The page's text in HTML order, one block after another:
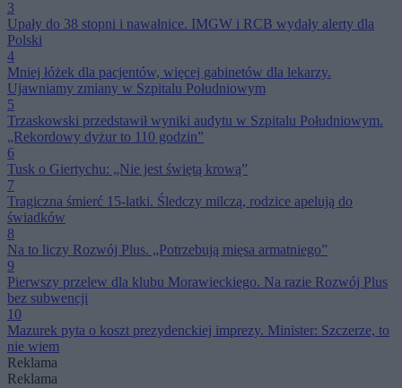
3
Upały do 38 stopni i nawałnice. IMGW i RCB wydały alerty dla
Polski
4
Mniej łóżek dla pacjentów, więcej gabinetów dla lekarzy.
Ujawniamy zmiany w Szpitalu Południowym
5
Trzaskowski przedstawił wyniki audytu w Szpitalu Południowym.
„Rekordowy dyżur to 110 godzin”
6
Tusk o Giertychu: „Nie jest świętą krową”
7
Tragiczna śmierć 15-latki. Śledczy milczą, rodzice apelują do
świadków
8
Na to liczy Rozwój Plus. „Potrzebują mięsa armatniego”
9
Pierwszy przelew dla klubu Morawieckiego. Na razie Rozwój Plus
bez subwencji
10
Mazurek pyta o koszt prezydenckiej imprezy. Minister: Szczerze, to
nie wiem
Reklama
Reklama